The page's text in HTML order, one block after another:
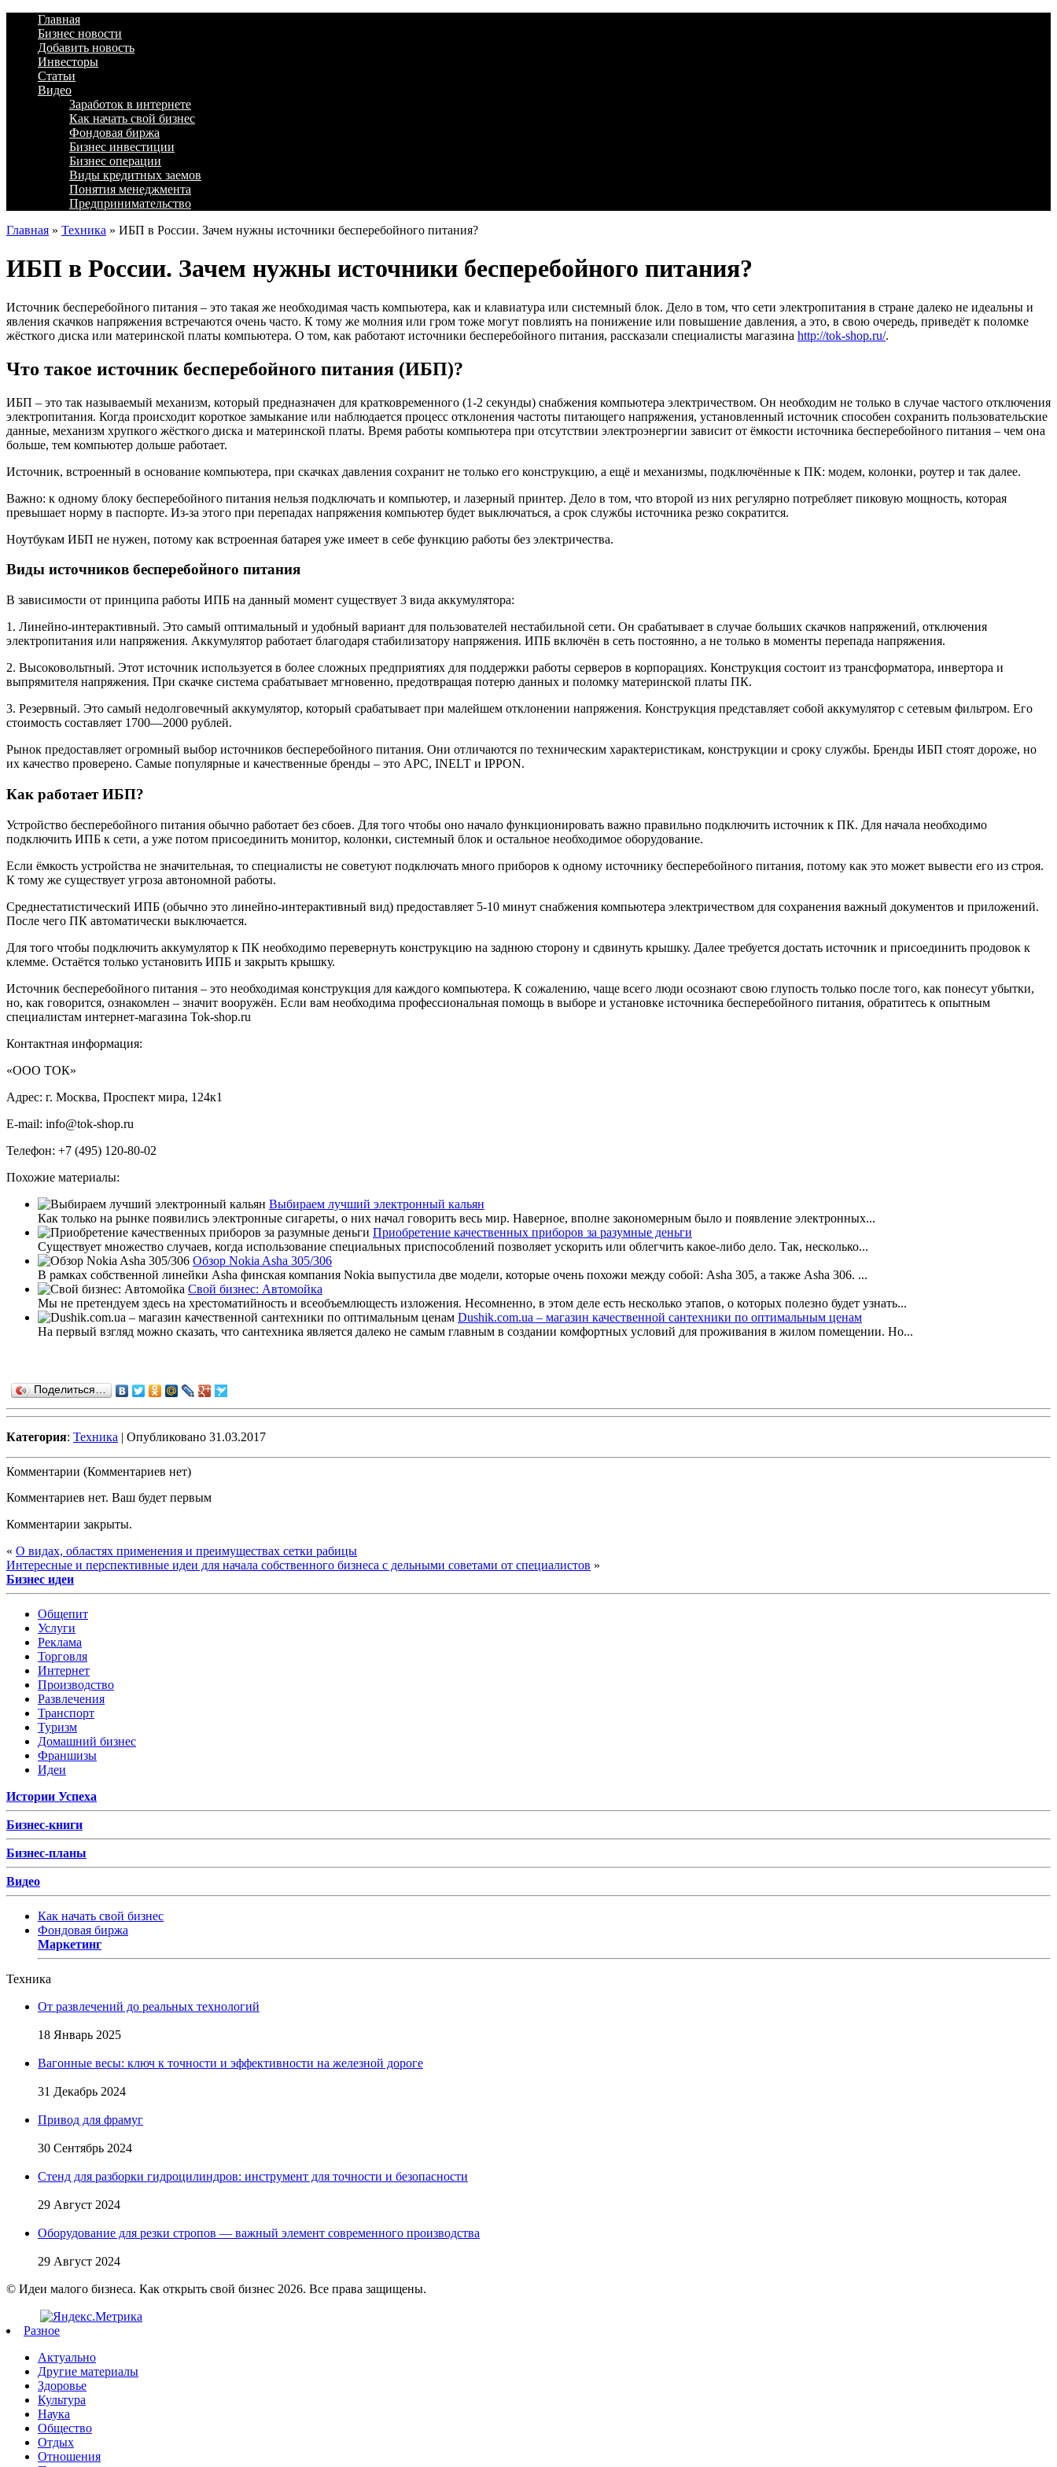
Главная
Бизнес новости
Добавить новость
Инвесторы
Статьи
Видео
Заработок в интернете
Как начать свой бизнес
Фондовая биржа
Бизнес инвестиции
Бизнес операции
Виды кредитных заемов
Понятия менеджмента
Предпринимательство
Главная » Техника » ИБП в России. Зачем нужны источники бесперебойного питания?
ИБП в России. Зачем нужны источники бесперебойного питания?
Источник бесперебойного питания – это такая же необходимая часть компьютера, как и клавиатура или системный блок. Дело в том, что сети электропитания в стране далеко не идеальны и
явления скачков напряжения встречаются очень часто. К тому же молния или гром тоже могут повлиять на понижение или повышение давления, а это, в свою очередь, приведёт к поломке
жёсткого диска или материнской платы компьютера. О том, как работают источники бесперебойного питания, рассказали специалисты магазина http://tok-shop.ru/.
Что такое источник бесперебойного питания (ИБП)?
ИБП – это так называемый механизм, который предназначен для кратковременного (1-2 секунды) снабжения компьютера электричеством. Он необходим не только в случае частого отключения
электропитания. Когда происходит короткое замыкание или наблюдается процесс отклонения частоты питающего напряжения, установленный источник способен сохранить пользовательские
данные, механизм хрупкого жёсткого диска и материнской платы. Время работы компьютера при отсутствии электроэнергии зависит от ёмкости источника бесперебойного питания – чем она
больше, тем компьютер дольше работает.
Источник, встроенный в основание компьютера, при скачках давления сохранит не только его конструкцию, а ещё и механизмы, подключённые к ПК: модем, колонки, роутер и так далее.
Важно: к одному блоку бесперебойного питания нельзя подключать и компьютер, и лазерный принтер. Дело в том, что второй из них регулярно потребляет пиковую мощность, которая
превышает норму в паспорте. Из-за этого при перепадах напряжения компьютер будет выключаться, а срок службы источника резко сократится.
Ноутбукам ИБП не нужен, потому как встроенная батарея уже имеет в себе функцию работы без электричества.
Виды источников бесперебойного питания
В зависимости от принципа работы ИПБ на данный момент существует 3 вида аккумулятора:
1. Линейно-интерактивный. Это самый оптимальный и удобный вариант для пользователей нестабильной сети. Он срабатывает в случае больших скачков напряжений, отключения
электропитания или напряжения. Аккумулятор работает благодаря стабилизатору напряжения. ИПБ включён в сеть постоянно, а не только в моменты перепада напряжения.
2. Высоковольтный. Этот источник используется в более сложных предприятиях для поддержки работы серверов в корпорациях. Конструкция состоит из трансформатора, инвертора и
выпрямителя напряжения. При скачке система срабатывает мгновенно, предотвращая потерю данных и поломку материнской платы ПК.
3. Резервный. Это самый недолговечный аккумулятор, который срабатывает при малейшем отклонении напряжения. Конструкция представляет собой аккумулятор с сетевым фильтром. Его
стоимость составляет 1700—2000 рублей.
Рынок предоставляет огромный выбор источников бесперебойного питания. Они отличаются по техническим характеристикам, конструкции и сроку службы. Бренды ИБП стоят дороже, но
их качество проверено. Самые популярные и качественные бренды – это APC, INELT и IPPON.
Как работает ИБП?
Устройство бесперебойного питания обычно работает без сбоев. Для того чтобы оно начало функционировать важно правильно подключить источник к ПК. Для начала необходимо
подключить ИПБ к сети, а уже потом присоединить монитор, колонки, системный блок и остальное необходимое оборудование.
Если ёмкость устройства не значительная, то специалисты не советуют подключать много приборов к одному источнику бесперебойного питания, потому как это может вывести его из строя.
К тому же существует угроза автономной работы.
Среднестатистический ИПБ (обычно это линейно-интерактивный вид) предоставляет 5-10 минут снабжения компьютера электричеством для сохранения важный документов и приложений.
После чего ПК автоматически выключается.
Для того чтобы подключить аккумулятор к ПК необходимо перевернуть конструкцию на заднюю сторону и сдвинуть крышку. Далее требуется достать источник и присоединить продовок к
клемме. Остаётся только установить ИПБ и закрыть крышку.
Источник бесперебойного питания – это необходимая конструкция для каждого компьютера. К сожалению, чаще всего люди осознают свою глупость только после того, как понесут убытки,
но, как говорится, ознакомлен – значит вооружён. Если вам необходима профессиональная помощь в выборе и установке источника бесперебойного питания, обратитесь к опытным
специалистам интернет-магазина Tok-shop.ru
Контактная информация:
«ООО ТОК»
Адрес: г. Москва, Проспект мира, 124к1
E-mail: info@tok-shop.ru
Телефон: +7 (495) 120-80-02
Похожие материалы:
Выбираем лучший электронный кальян
Как только на рынке появились электронные сигареты, о них начал говорить весь мир. Наверное, вполне закономерным было и появление электронных...
Приобретение качественных приборов за разумные деньги
Существует множество случаев, когда использование специальных приспособлений позволяет ускорить или облегчить какое-либо дело. Так, несколько...
Обзор Nokia Asha 305/306
В рамках собственной линейки Asha финская компания Nokia выпустила две модели, которые очень похожи между собой: Asha 305, а также Asha 306. ...
Свой бизнес: Автомойка
Мы не претендуем здесь на хрестоматийность и всеобъемлющесть изложения. Несомненно, в этом деле есть несколько этапов, о которых полезно будет узнать...
Dushik.com.ua – магазин качественной сантехники по оптимальным ценам
На первый взгляд можно сказать, что сантехника является далеко не самым главным в создании комфортных условий для проживания в жилом помещении. Но...
Поделиться…
Категория: Техника | Опубликовано 31.03.2017
Комментарии (Комментариев нет)
Комментариев нет. Ваш будет первым
Комментарии закрыты.
« О видах, областях применения и преимуществах сетки рабицы
Интересные и перспективные идеи для начала собственного бизнеса с дельными советами от специалистов »
Бизнес идеи
Общепит
Услуги
Реклама
Торговля
Интернет
Производство
Развлечения
Транспорт
Туризм
Домашний бизнес
Франшизы
Идеи
Истории Успеха
Бизнес-книги
Бизнес-планы
Видео
Как начать свой бизнес
Фондовая биржа
Маркетинг
Техника
От развлечений до реальных технологий
18 Январь 2025
Вагонные весы: ключ к точности и эффективности на железной дороге
31 Декабрь 2024
Привод для фрамуг
30 Сентябрь 2024
Стенд для разборки гидроцилиндров: инструмент для точности и безопасности
29 Август 2024
Оборудование для резки стропов — важный элемент современного производства
29 Август 2024
© Идеи малого бизнеса. Как открыть свой бизнес 2026. Все права защищены.
Разное
Актуально
Другие материалы
Здоровье
Культура
Наука
Общество
Отдых
Отношения